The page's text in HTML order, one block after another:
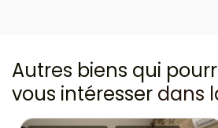
Autres biens qui
vous intéresser dans